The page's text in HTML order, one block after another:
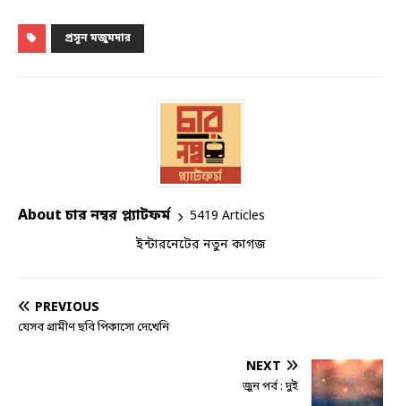
প্রসূন মজুমদার
About চার নম্বর প্ল্যাটফর্ম
5419 Articles
ইন্টারনেটের নতুন কাগজ
PREVIOUS
যেসব গ্রামীণ ছবি পিকাসো দেখেনি
NEXT
জুন পর্ব : দুই